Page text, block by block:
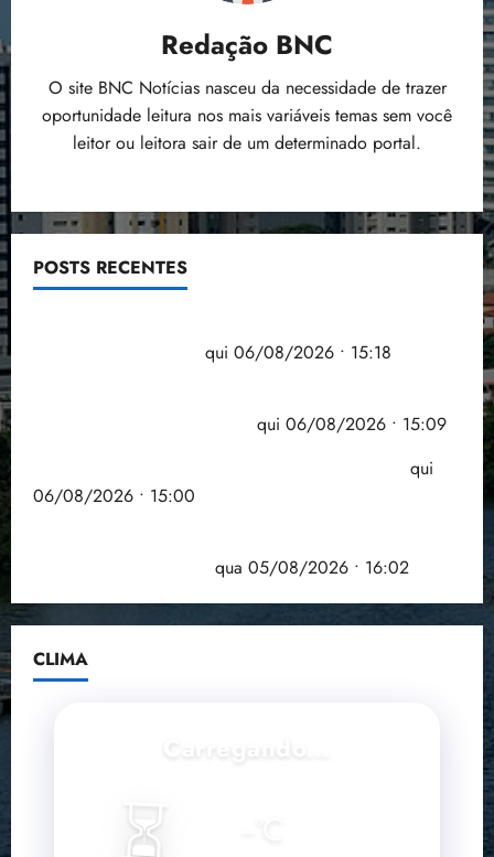
Redação BNC
O site BNC Notícias nasceu da necessidade de trazer
oportunidade leitura nos mais variáveis temas sem você
leitor ou leitora sair de um determinado portal.
POSTS RECENTES
qui 06/08/2026 • 15:18
qui 06/08/2026 • 15:09
qui
06/08/2026 • 15:00
qua 05/08/2026 • 16:02
CLIMA
Carregando...
⏳